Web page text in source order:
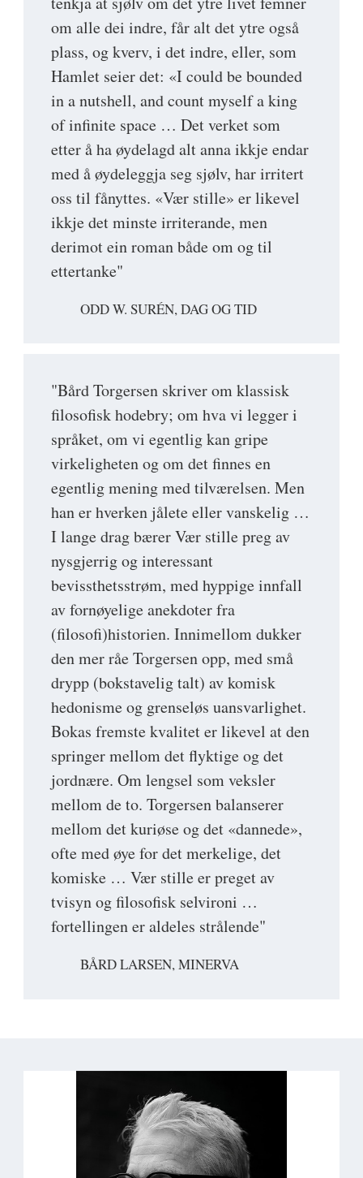
om alle dei indre, får alt det ytre også
plass, og kverv, i det indre, eller, som
Hamlet seier det: «I could be bounded
in a nutshell, and count myself a king
of infinite space … Det verket som
etter å ha øydelagd alt anna ikkje endar
med å øydeleggja seg sjølv, har irritert
oss til fånyttes. «Vær stille» er likevel
ikkje det minste irriterande, men
derimot ein roman både om og til
ettertanke"
ODD W. SURÉN, DAG OG TID
"Bård Torgersen skriver om klassisk
filosofisk hodebry; om hva vi legger i
språket, om vi egentlig kan gripe
virkeligheten og om det finnes en
egentlig mening med tilværelsen. Men
han er hverken jålete eller vanskelig …
I lange drag bærer Vær stille preg av
nysgjerrig og interessant
bevissthetsstrøm, med hyppige innfall
av fornøyelige anekdoter fra
(filosofi)historien. Innimellom dukker
den mer råe Torgersen opp, med små
drypp (bokstavelig talt) av komisk
hedonisme og grenseløs uansvarlighet.
Bokas fremste kvalitet er likevel at den
springer mellom det flyktige og det
jordnære. Om lengsel som veksler
mellom de to. Torgersen balanserer
mellom det kuriøse og det «dannede»,
ofte med øye for det merkelige, det
komiske … Vær stille er preget av
tvisyn og filosofisk selvironi …
fortellingen er aldeles strålende"
BÅRD LARSEN, MINERVA